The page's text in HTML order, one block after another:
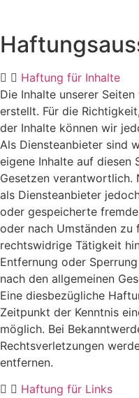
Haftung für Inhalte
Die Inhalte unserer
erstellt. Für die
der Inhalte können wir
Als Diensteanbieter sind
eigene Inhalte auf diesen
Gesetzen verantwortlich.
als Diensteanbieter
oder gespeicherte
oder nach Umständen zu
rechtswidrige Tätigkeit
Entfernung oder
nach den allgemeinen
Eine diesbezügliche
Zeitpunkt der Kenntnis
möglich. Bei
Rechtsverletzungen
entfernen.
Haftung für Links